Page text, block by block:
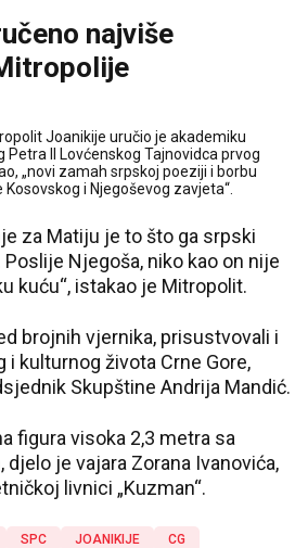
najviše
Joanikije uručio je akademiku
Petra II Lovćenskog Tajnovidca prvog
„novi zamah srpskoj poeziji i borbu
i Njegoševog zavjeta“.
za Matiju je to što ga srpski
Njegoša, niko kao on nije
kuću“, istakao je Mitropolit.
brojnih vjernika, prisustvovali i
i kulturnog života Crne Gore,
Skupštine Andrija Mandić.
figura visoka 2,3 metra sa
je vajara Zorana Ivanovića,
livnici „Kuzman“.
SPC JOANIKIJE CG